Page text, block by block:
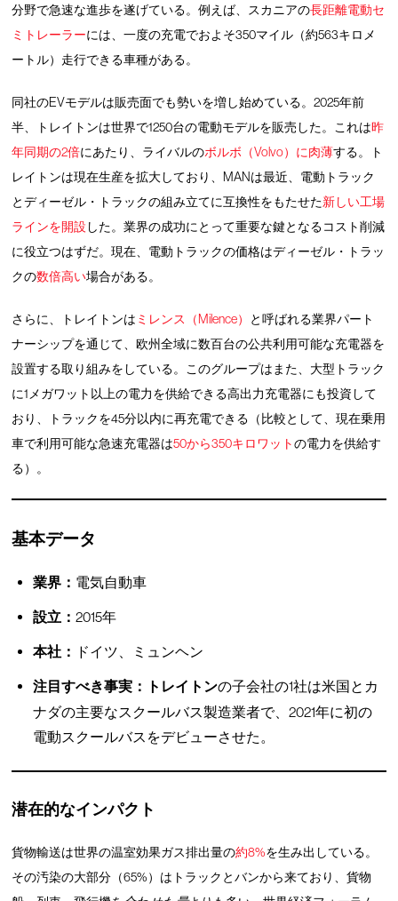
分野で急速な進歩を遂げている。例えば、スカニアの長距離電動セ
ミトレーラーには、一度の充電でおよそ350マイル（約563キロメ
ートル）走行できる車種がある。
同社のEVモデルは販売面でも勢いを増し始めている。2025年前
半、トレイトンは世界で1250台の電動モデルを販売した。これは昨
年同期の2倍にあたり、ライバルのボルボ（Volvo）に肉薄する。ト
レイトンは現在生産を拡大しており、MANは最近、電動トラック
とディーゼル・トラックの組み立てに互換性をもたせた新しい工場
ラインを開設 した。業界の成功にとって重要な鍵となるコスト削減
に役立つはずだ。現在、電動トラックの価格はディーゼル・トラッ
クの数倍高い場合がある。
さらに、トレイトンは ミレンス（Milence） と呼ばれる業界パート
ナーシップを通じて、欧州全域に数百台の公共利用可能な充電器を
設置する取り組みをしている。このグループはまた、大型トラック
に1メガワット以上の電力を供給できる高出力充電器にも投資して
おり、トラックを45分以内に再充電できる（比較として、現在乗用
車で利用可能な急速充電器は50から350キロワットの電力を供給す
る）。
基本データ
業界： 電気自動車
設立：2015年
本社： ドイツ、ミュンヘン
注目すべき事実：トレイトンの子会社の1社は米国とカ
ナダの主要なスクールバス製造業者で、2021年に初の
電動スクールバスをデビューさせた。
潜在的なインパクト
貨物輸送は世界の温室効果ガス排出量の約8%を生み出している。
その汚染の大部分（65%）はトラックとバンから来ており、貨物